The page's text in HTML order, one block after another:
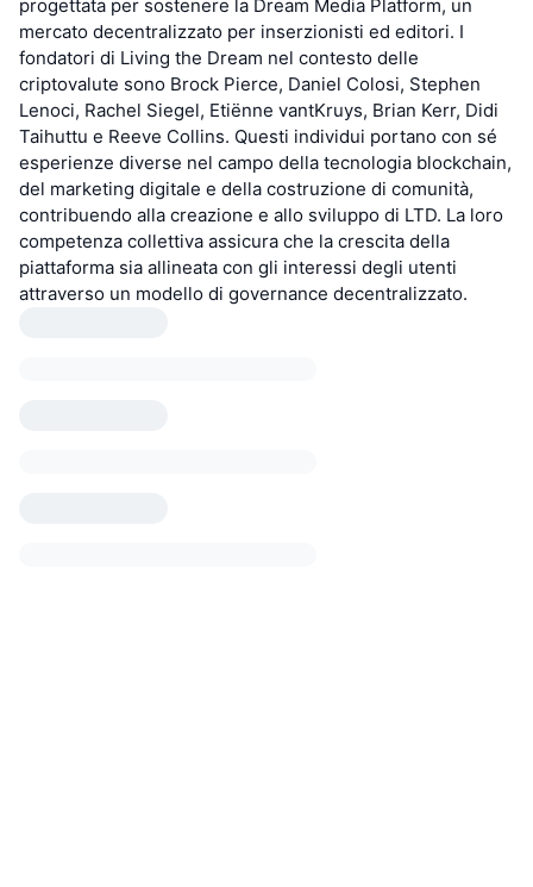
progettata per sostenere la Dream Media Platform, un
mercato decentralizzato per inserzionisti ed editori. I
fondatori di Living the Dream nel contesto delle
criptovalute sono Brock Pierce, Daniel Colosi, Stephen
Lenoci, Rachel Siegel, Etiënne vantKruys, Brian Kerr, Didi
Taihuttu e Reeve Collins. Questi individui portano con sé
esperienze diverse nel campo della tecnologia blockchain,
del marketing digitale e della costruzione di comunità,
contribuendo alla creazione e allo sviluppo di LTD. La loro
competenza collettiva assicura che la crescita della
piattaforma sia allineata con gli interessi degli utenti
attraverso un modello di governance decentralizzato.